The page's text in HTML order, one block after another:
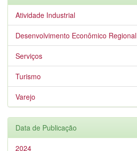
Atividade Industrial
Desenvolvimento Econômico Regional
Serviços
Turismo
Varejo
Data de Publicação
2024